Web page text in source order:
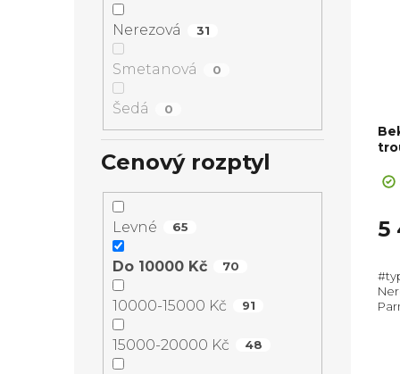
Nerezová 31
Smetanová 0
Šedá 0
Cenový rozptyl
Levné 65
Do 10000 Kč 70
10000-15000 Kč 91
15000-20000 Kč 48
5